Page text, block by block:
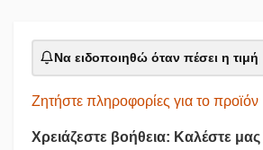
Να ειδοποιηθώ όταν πέσει η τιμή
Ζητήστε πληροφορίες για το προϊόν
Χρειάζεστε βοήθεια: Καλέστε μας